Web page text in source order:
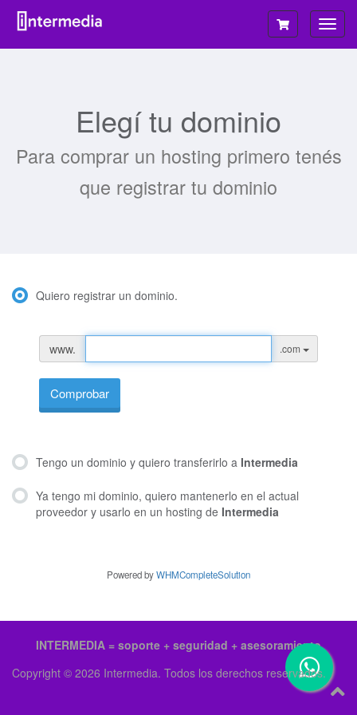
Elegí tu dominio
Para comprar un hosting primero tenés
que registrar tu dominio
Quiero registrar un dominio.
www. .com
Comprobar
Tengo un dominio y quiero transferirlo a Intermedia
Ya tengo mi dominio, quiero mantenerlo en el actual
proveedor y usarlo en un hosting de Intermedia
Powered byWHMCompleteSolution
INTERMEDIA = soporte + seguridad + asesoramiento
Copyright © 2026 Intermedia. Todos los derechos reservados.